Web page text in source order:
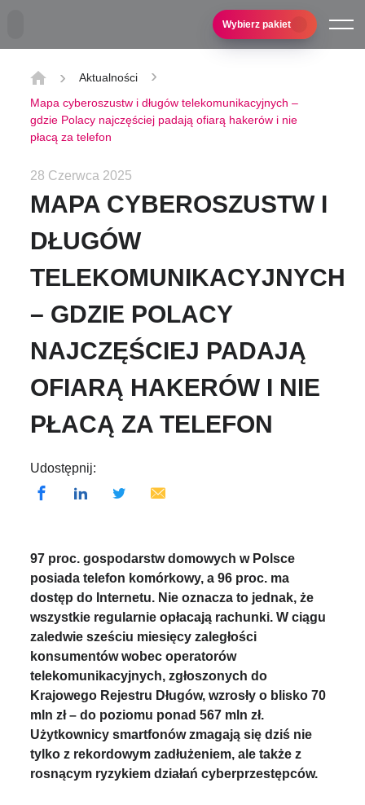
Wybierz pakiet
Aktualności
Mapa cyberoszustw i długów telekomunikacyjnych –
gdzie Polacy najczęściej padają ofiarą hakerów i nie
płacą za telefon
28 Czerwca 2025
MAPA CYBEROSZUSTW I
DŁUGÓW
TELEKOMUNIKACYJNYCH
– GDZIE POLACY
NAJCZĘŚCIEJ PADAJĄ
OFIARĄ HAKERÓW I NIE
PŁACĄ ZA TELEFON
Udostępnij:
97 proc. gospodarstw domowych w Polsce
posiada telefon komórkowy, a 96 proc. ma
dostęp do Internetu. Nie oznacza to jednak, że
wszystkie regularnie opłacają rachunki. W ciągu
zaledwie sześciu miesięcy zaległości
konsumentów wobec operatorów
telekomunikacyjnych, zgłoszonych do
Krajowego Rejestru Długów, wzrosły o blisko 70
mln zł – do poziomu ponad 567 mln zł.
Użytkownicy smartfonów zmagają się dziś nie
tylko z rekordowym zadłużeniem, ale także z
rosnącym ryzykiem działań cyberprzestępców.